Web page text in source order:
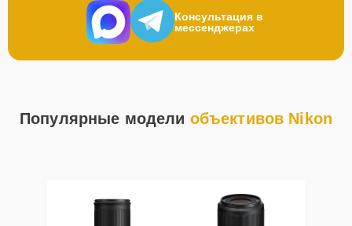
Консультация в
мессенджерах
Популярные модели объективов Nikon